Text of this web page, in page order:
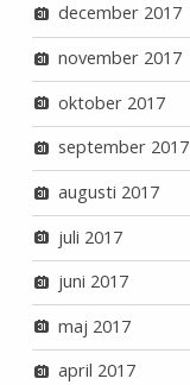
december 2017
november 2017
oktober 2017
september 2017
augusti 2017
juli 2017
juni 2017
maj 2017
april 2017